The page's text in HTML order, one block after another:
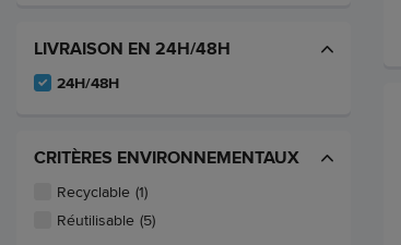
LIVRAISON EN 24H/48H
24H/48H
CRITÈRES ENVIRONNEMENTAUX
Recyclable (1)
Réutilisable (5)